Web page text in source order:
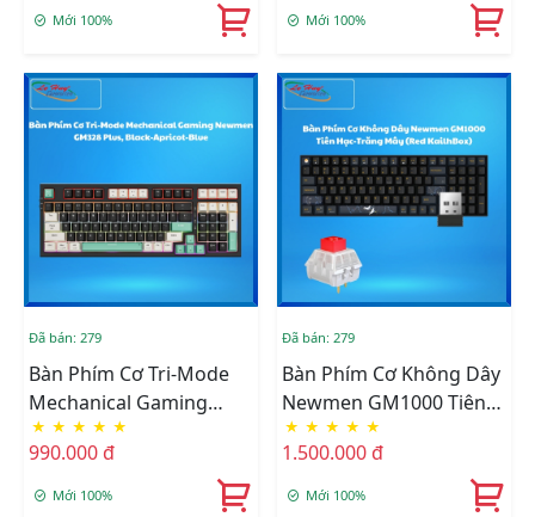
Mới 100% Mới 100%
Đã bán: 279
Bàn Phím Cơ Tri-Mode
Mechanical Gaming
Newmen GM328 Plus,
Black-Apricot-Blue
★ ★ ★ ★ ★
990.000 đ
Mới 100%
Đã bán: 279
Bàn Phím Cơ Không Dây
Newmen GM1000 Tiên
Hạc-Trăng Mây (Red
KailhBox)
★ ★ ★ ★ ★
1.500.000 đ
Mới 100%